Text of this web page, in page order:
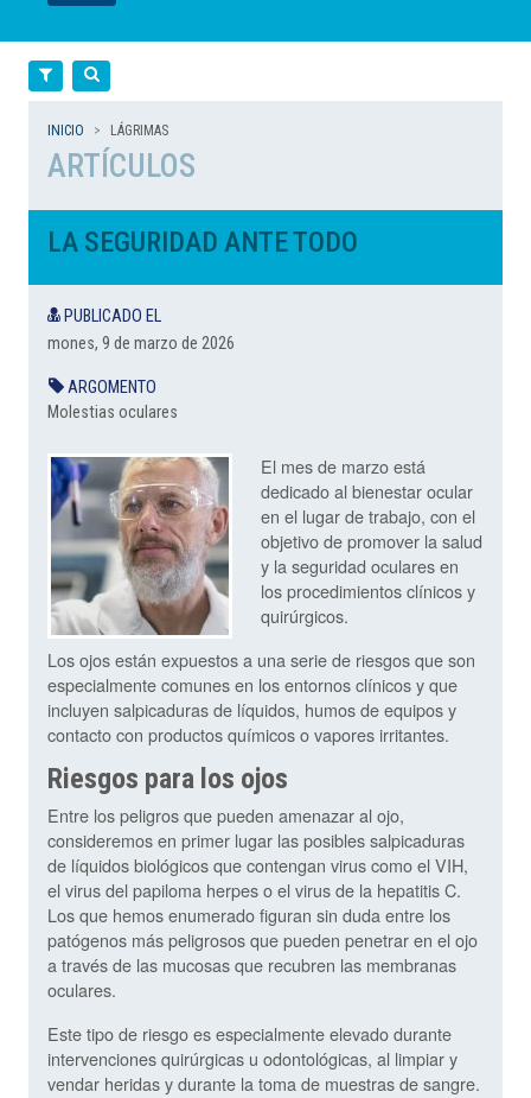
LEER
LEER
LEER
LEER
LEER
Filtra
INICIO LÁGRIMAS
ARTÍCULOS
LA SEGURIDAD ANTE TODO
PUBLICADO EL
mones, 9 de marzo de 2026
ARGOMENTO
Molestias oculares
El mes de marzo está
dedicado al bienestar ocular
en el lugar de trabajo, con el
objetivo de promover la salud
y la seguridad oculares en
los procedimientos clínicos y
quirúrgicos.
Los ojos están expuestos a una serie de riesgos que son
especialmente comunes en los entornos clínicos y que
incluyen salpicaduras de líquidos, humos de equipos y
contacto con productos químicos o vapores irritantes.
Riesgos para los ojos
Entre los peligros que pueden amenazar al ojo,
consideremos en primer lugar las posibles salpicaduras
de líquidos biológicos que contengan virus como el VIH,
el virus del papiloma herpes o el virus de la hepatitis C.
Los que hemos enumerado figuran sin duda entre los
patógenos más peligrosos que pueden penetrar en el ojo
a través de las mucosas que recubren las membranas
oculares.
Este tipo de riesgo es especialmente elevado durante
intervenciones quirúrgicas u odontológicas, al limpiar y
vendar heridas y durante la toma de muestras de sangre.